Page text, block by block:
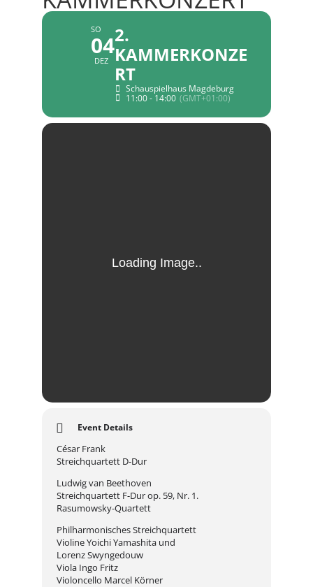
SO
04
DEZ
2.
KAMMERKONZE
RT
Schauspielhaus Magdeburg
11:00 - 14:00 (GMT+01:00)
Event Details
César Frank
Streichquartett D-Dur
Ludwig van Beethoven
Streichquartett F-Dur op. 59, Nr. 1.
Rasumowsky-Quartett
Philharmonisches Streichquartett
Violine Yoichi Yamashita und
Lorenz Swyngedouw
Viola Ingo Fritz
Violoncello Marcel Körner